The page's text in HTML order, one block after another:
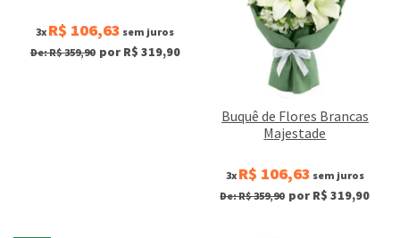
3x R$ 106,63 sem juros
De: R$ 359,90 por R$ 319,90
Buquê de Flores Brancas
Majestade
3x R$ 106,63 sem juros
De: R$ 359,90 por R$ 319,90